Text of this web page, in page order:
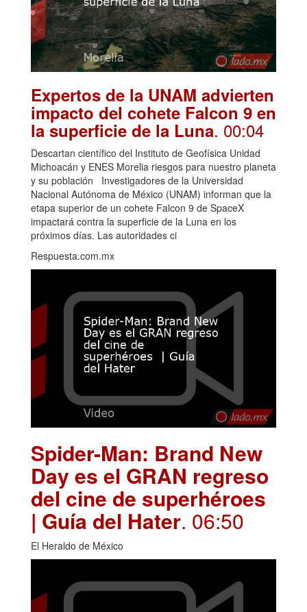
Expertos de la UNAM advierten
impacto del cohete Falcon 9 en
la superficie de la Luna. 00:04
Descartan científico del Instituto de Geofísica Unidad
Michoacán y ENES Morelia riesgos para nuestro planeta
y su población Investigadores de la Universidad
Nacional Autónoma de México (UNAM) informan que la
etapa superior de un cohete Falcon 9 de SpaceX
impactará contra la superficie de la Luna en los
próximos días. Las autoridades ci
Respuesta.com.mx
Spider-Man: Brand New
Day es el GRAN regreso
del cine de superhéroes
| Guía del Hater. 06:50
El Heraldo de México